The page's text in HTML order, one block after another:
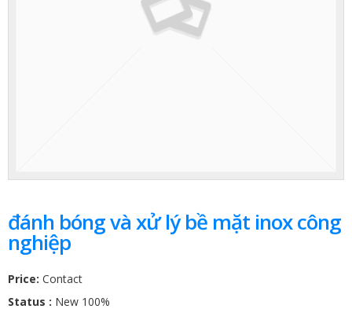
đánh bóng và xử lý bề mặt inox công
nghiệp
Price: Contact
Status : New 100%